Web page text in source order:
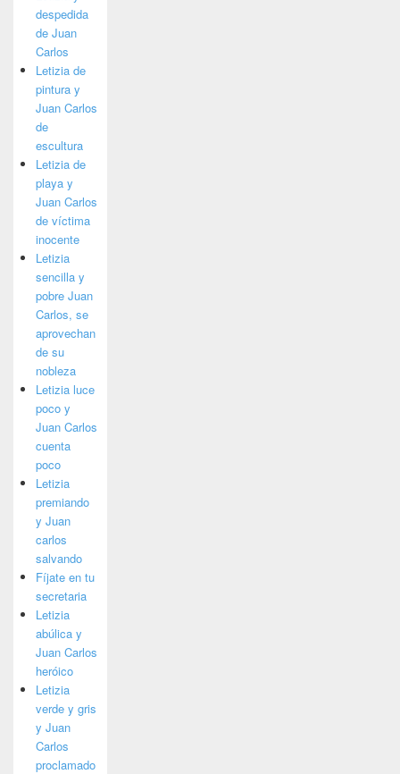
despedida
de Juan
Carlos
Letizia de
pintura y
Juan Carlos
de
escultura
Letizia de
playa y
Juan Carlos
de víctima
inocente
Letizia
sencilla y
pobre Juan
Carlos, se
aprovechan
de su
nobleza
Letizia luce
poco y
Juan Carlos
cuenta
poco
Letizia
premiando
y Juan
carlos
salvando
Fíjate en tu
secretaria
Letizia
abúlica y
Juan Carlos
heróico
Letizia
verde y gris
y Juan
Carlos
proclamado